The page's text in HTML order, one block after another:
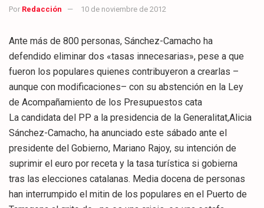
Por Redacción 10 de noviembre de 2012
Ante más de 800 personas, Sánchez-Camacho ha
defendido eliminar dos «tasas innecesarias», pese a que
fueron los populares quienes contribuyeron a crearlas –
aunque con modificaciones– con su abstención en la Ley
de Acompañamiento de los Presupuestos cata
La candidata del PP a la presidencia de la Generalitat,Alicia
Sánchez-Camacho, ha anunciado este sábado ante el
presidente del Gobierno, Mariano Rajoy, su intención de
suprimir el euro por receta y la tasa turística si gobierna
tras las elecciones catalanas. Media docena de personas
han interrumpido el mitin de los populares en el Puerto de